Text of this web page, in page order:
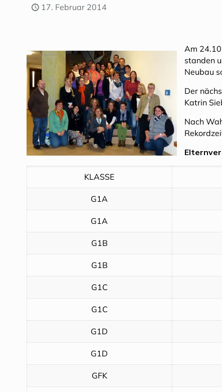
17. Februar 2014
Am
standen
Neubau
Der
Katrin
Nach
KLASSE
G1A
G1A
G1B
G1B
G1C
G1C
G1D
G1D
GFK